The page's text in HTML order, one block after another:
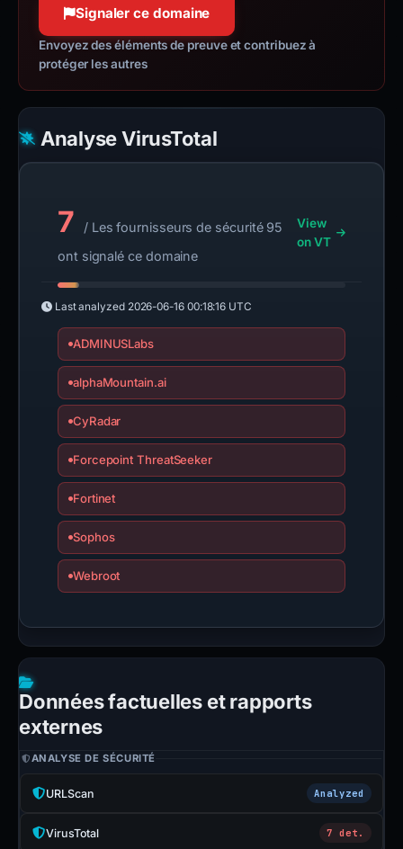
Signaler ce domaine
Envoyez des éléments de preuve et contribuez à
protéger les autres
Analyse VirusTotal
7
/ Les fournisseurs de sécurité 95
ont signalé ce domaine
View
on VT
Last analyzed 2026-06-16 00:18:16 UTC
ADMINUSLabs
alphaMountain.ai
CyRadar
Forcepoint ThreatSeeker
Fortinet
Sophos
Webroot
Données factuelles et rapports
externes
ANALYSE DE SÉCURITÉ
URLScan Analyzed
VirusTotal 7 det.